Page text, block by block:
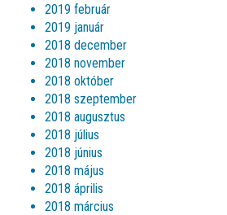
2019 február
2019 január
2018 december
2018 november
2018 október
2018 szeptember
2018 augusztus
2018 július
2018 június
2018 május
2018 április
2018 március